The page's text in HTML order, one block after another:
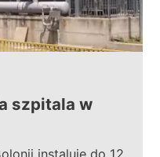
szpitala w
instaluje do 12